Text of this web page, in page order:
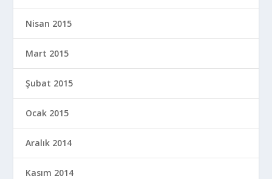
Nisan 2015
Mart 2015
Şubat 2015
Ocak 2015
Aralık 2014
Kasım 2014